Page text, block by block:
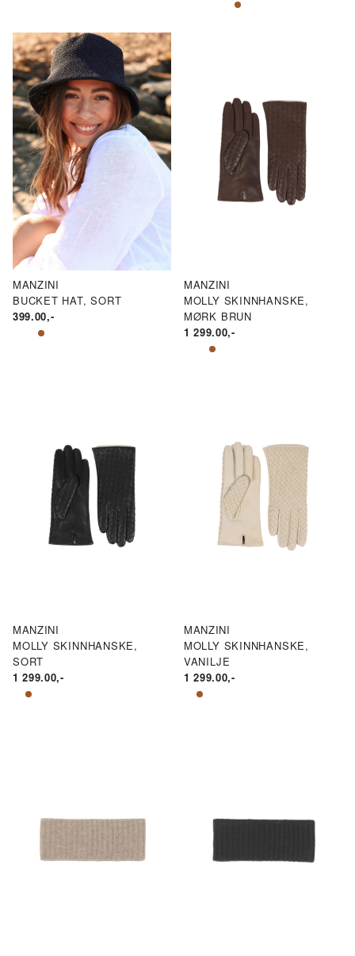
MANZINI
BUCKET HAT, SORT
399.00,-
MANZINI
MOLLY SKINNHANSKE,
MØRK BRUN
1 299.00,-
MANZINI
MOLLY SKINNHANSKE,
SORT
1 299.00,-
MANZINI
MOLLY SKINNHANSKE,
VANILJE
1 299.00,-